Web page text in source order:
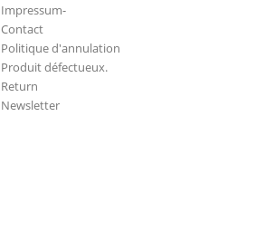
Impressum-
Contact
Politique d'annulation
Produit défectueux.
Return
Newsletter